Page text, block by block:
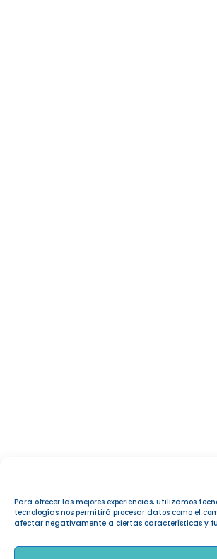
Para ofrecer las mejores experiencias, utilizamos
tecnologías nos permitirá procesar datos como el
afectar negativamente a ciertas características y